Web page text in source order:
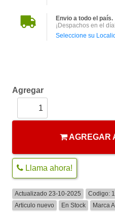
Envio a todo el país.
¡Despachos en el
Seleccione su
Agregar
AGREGAR
Llama ahora!
Actualizado 23-10-2025 Codigo:
Articulo nuevo
En Stock Marca